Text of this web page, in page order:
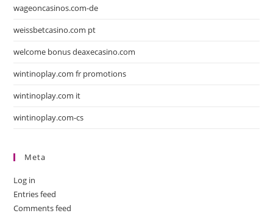
wageoncasinos.com-de
weissbetcasino.com pt
welcome bonus deaxecasino.com
wintinoplay.com fr promotions
wintinoplay.com it
wintinoplay.com-cs
Meta
Log in
Entries feed
Comments feed